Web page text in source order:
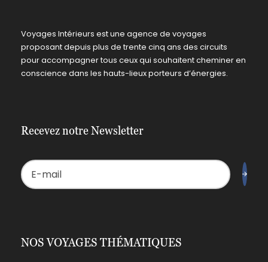
Voyages Intérieurs est une agence de voyages
proposant depuis plus de trente cinq ans des circuits
pour accompagner tous ceux qui souhaitent cheminer en
conscience dans les hauts-lieux porteurs d’énergies.
Recevez notre Newsletter
NOS VOYAGES THÉMATIQUES